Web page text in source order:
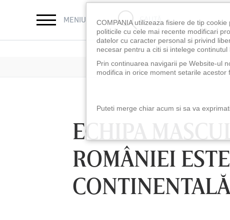
MENIU CAUTĂ
ECHIPA
ROMÂNIEI
CONTINENTALĂ
COMPANIA utilizeaza fisiere de tip
politicile cu cele mai recente modificari
datelor cu caracter personal si privind
necesar pentru a citi si intelege continutul
Prin continuarea navigarii pe Website-ul
modifica in orice moment setarile acestor
Puteti merge chiar acum si sa va